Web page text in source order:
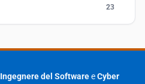
23
1
23
Ingegnere del SoftwareeCyber